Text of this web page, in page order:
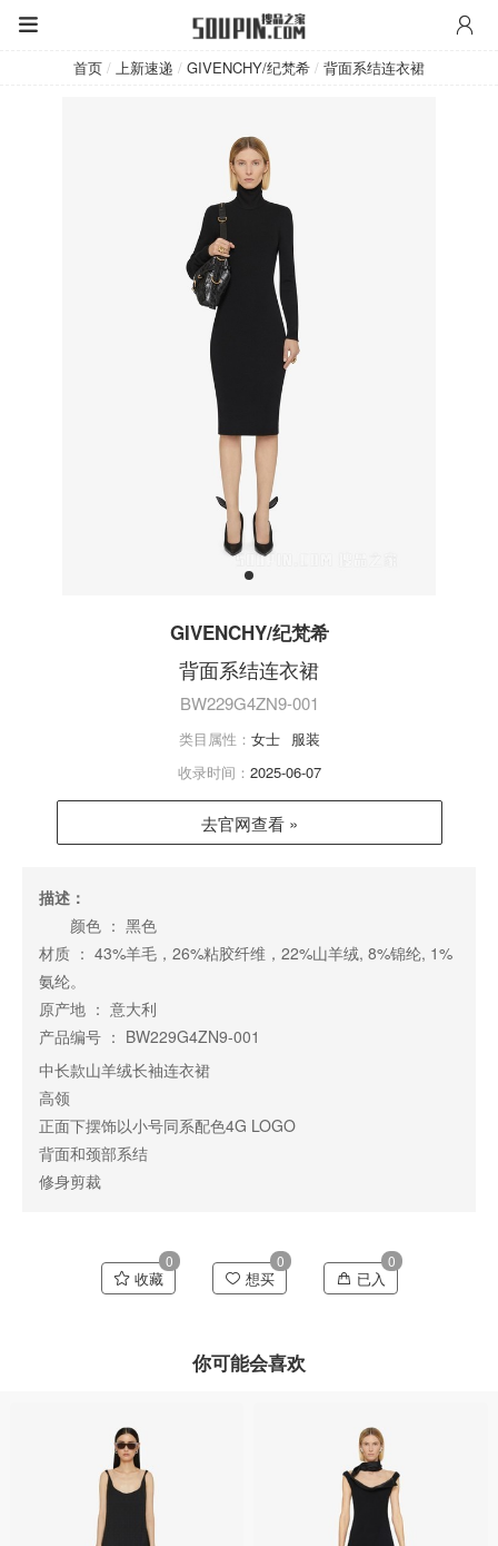
首页 / 上新速递 / GIVENCHY/纪梵希 / 背面系结连衣裙
GIVENCHY/纪梵希
背面系结连衣裙
BW229G4ZN9-001
类目属性： 女士
服装
收录时间： 2025-06-07
去官网查看 »
描述：
颜色 ： 黑色
材质 ： 43%羊毛，26%粘胶纤维，22%山羊绒, 8%锦纶, 1%
氨纶。
原产地 ： 意大利
产品编号 ： BW229G4ZN9-001
中长款山羊绒长袖连衣裙
高领
正面下摆饰以小号同系配色4G LOGO
背面和颈部系结
修身剪裁
收藏
0
想买
0
已入
0
你可能会喜欢
GIVENCHY/纪梵希